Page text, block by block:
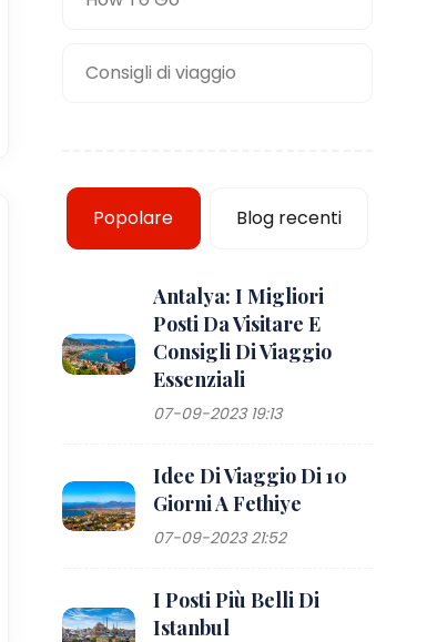
Consigli di viaggio
Popolare Blog recenti
Antalya: I Migliori
Posti Da Visitare E
Consigli Di Viaggio
Essenziali
07-09-2023 19:13
Idee Di Viaggio Di 10
Giorni A Fethiye
07-09-2023 21:52
I Posti Più Belli Di
Istanbul